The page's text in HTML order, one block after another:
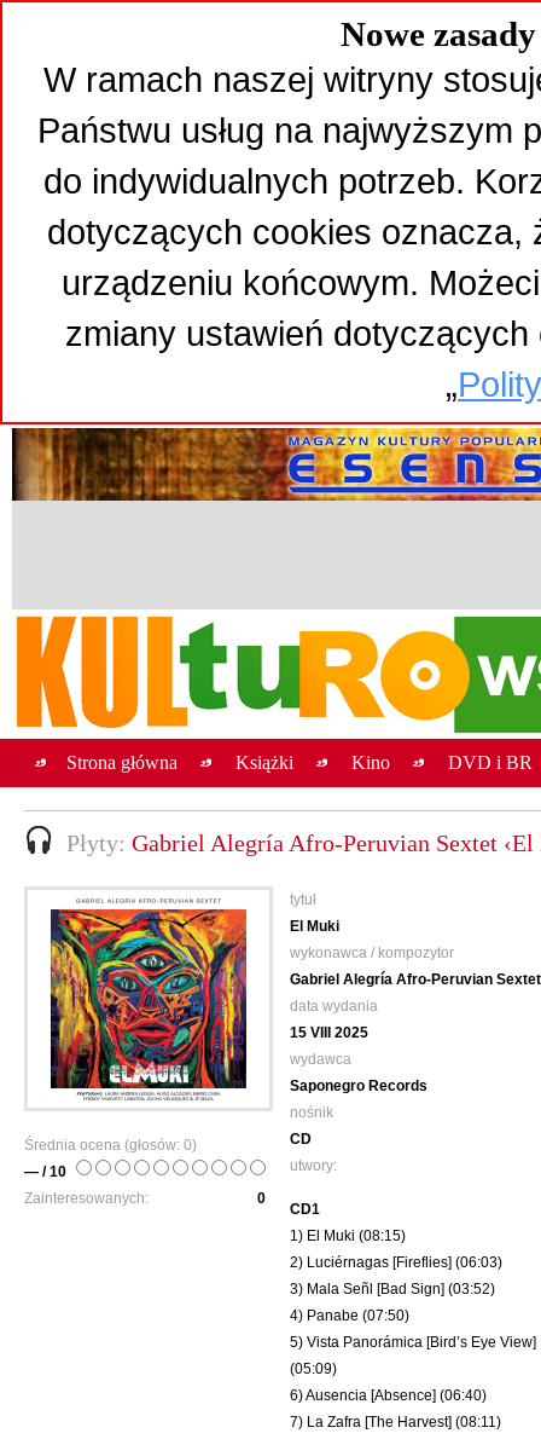
Nowe
W ramach naszej witryny
Państwu usług na najwyższym
do indywidualnych potrzeb.
dotyczących cookies oznacza,
urządzeniu końcowym.
zmiany ustawień
„
Strona główna Książki Kino DVD i BR
Płyty: Gabriel Alegría Afro-Peruvian Sextet ‹El
Średnia ocena (głosów: 0)
— / 10
0
Zainteresowanych:
tytuł
El Muki
wykonawca / kompozytor
Gabriel Alegría Afro-Peruvian Sextet
data wydania
15 VIII 2025
wydawca
Saponegro Records
nośnik
CD
utwory:
CD1
1) El Muki (08:15)
2) Luciérnagas [Fireflies] (06:03)
3) Mala Señl [Bad Sign] (03:52)
4) Panabe (07:50)
5) Vista Panorámica [Bird’s Eye View]
(05:09)
6) Ausencia [Absence] (06:40)
7) La Zafra [The Harvest] (08:11)